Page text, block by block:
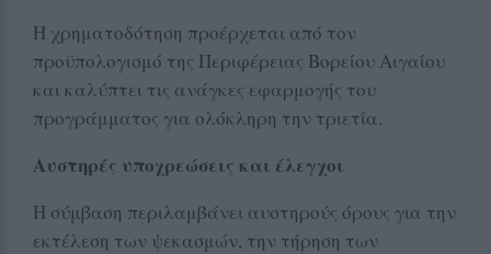
Η χρηματοδότηση προέρχεται από τον
προϋπολογισμό της Περιφέρειας Βορείου Αιγαίου
και καλύπτει τις ανάγκες εφαρμογής του
προγράμματος για ολόκληρη την τριετία.
Αυστηρές υποχρεώσεις και έλεγχοι
Η σύμβαση περιλαμβάνει αυστηρούς όρους για την
εκτέλεση των ψεκασμών, την τήρηση των